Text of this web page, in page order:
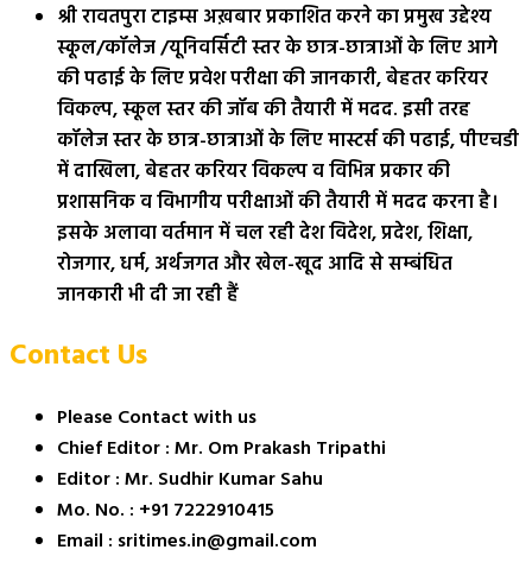
श्री रावतपुरा टाइम्स अख़बार प्रकाशित करने का प्रमुख उद्देश्य
स्कूल/कॉलेज /यूनिवर्सिटी स्तर के छात्र-छात्राओं के लिए आगे
की पढाई के लिए प्रवेश परीक्षा की जानकारी, बेहतर करियर
विकल्प, स्कूल स्तर की जॉब की तैयारी में मदद. इसी तरह
कॉलेज स्तर के छात्र-छात्राओं के लिए मास्टर्स की पढाई, पीएचडी
में दाखिला, बेहतर करियर विकल्प व विभिन्न प्रकार की
प्रशासनिक व विभागीय परीक्षाओं की तैयारी में मदद करना है।
इसके अलावा वर्तमान में चल रही देश विदेश, प्रदेश, शिक्षा,
रोजगार, धर्म, अर्थजगत और खेल-खूद आदि से सम्बंधित
जानकारी भी दी जा रही हैं
Contact Us
Please Contact with us
Chief Editor : Mr. Om Prakash Tripathi
Editor : Mr. Sudhir Kumar Sahu
Mo. No. : +91 7222910415
Email : sritimes.in@gmail.com